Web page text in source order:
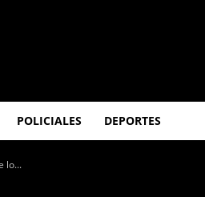
POLICIALES DEPORTES
lo...